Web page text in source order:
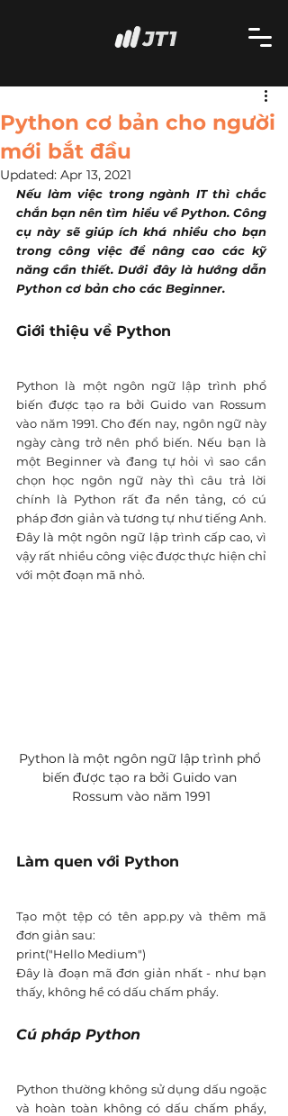
Python cơ bản cho người
mới bắt đầu
Updated: Apr 13, 2021
Nếu làm việc trong ngành IT thì chắc
chắn bạn nên tìm hiểu về Python. Công
cụ này sẽ giúp ích khá nhiều cho bạn
trong công việc để nâng cao các kỹ
năng cần thiết. Dưới đây là hướng dẫn
Python cơ bản cho các Beginner.
Giới thiệu về Python
Python là một ngôn ngữ lập trình phổ
biến được tạo ra bởi Guido van Rossum
vào năm 1991. Cho đến nay, ngôn ngữ này
ngày càng trở nên phổ biến. Nếu bạn là
một Beginner và đang tự hỏi vì sao cần
chọn học ngôn ngữ này thì câu trả lời
chính là Python rất đa nền tảng, có cú
pháp đơn giản và tương tự như tiếng Anh.
Đây là một ngôn ngữ lập trình cấp cao, vì
vậy rất nhiều công việc được thực hiện chỉ
với một đoạn mã nhỏ.
Python là một ngôn ngữ lập trình phổ
biến được tạo ra bởi Guido van
Rossum vào năm 1991
Làm quen với Python
Tạo một tệp có tên app.py và thêm mã
đơn giản sau:
print("Hello Medium")
Đây là đoạn mã đơn giản nhất - như bạn
thấy, không hề có dấu chấm phẩy.
Cú pháp Python
Python thường không sử dụng dấu ngoặc
và hoàn toàn không có dấu chấm phẩy,